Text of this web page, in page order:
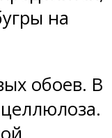
на
обоев. В